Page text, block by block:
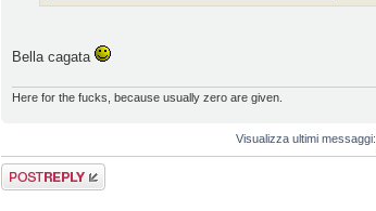
Bella cagata
Here for the fucks, because usually zero are given.
Visualizza ultimi messaggi:
Rispondi al
messaggio